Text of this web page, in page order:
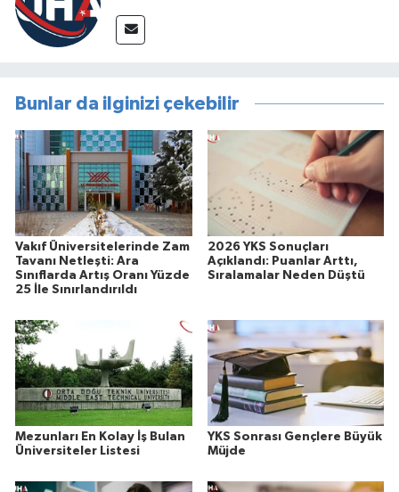
Bunlar da ilginizi çekebilir
Vakıf Üniversitelerinde Zam
Tavanı Netleşti: Ara
Sınıflarda Artış Oranı Yüzde
25 İle Sınırlandırıldı
2026 YKS Sonuçları
Açıklandı: Puanlar Arttı,
Sıralamalar Neden Düştü
Mezunları En Kolay İş Bulan
Üniversiteler Listesi
YKS Sonrası Gençlere Büyük
Müjde